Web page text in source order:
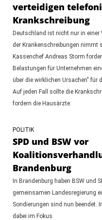
verteidigen
Krankschreibung
Deutschland ist nicht nur in
der Krankenschreibungen nimmt
Kassenchef Andreas Storm
Belastungen für Unternehmen
über die wirklichen Ursachen" für
Auf jeden Fall sollte die
fordern die Hausärzte.
POLITIK
SPD und BSW vor
Brandenburg
In Brandenburg haben BSW und
gemeinsamen Landesregierung
Sondierungen sind nun beendet.
dabei im Fokus.